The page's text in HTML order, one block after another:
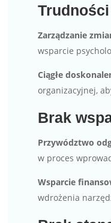
Zarządzanie
wsparcie
Ciągłe
organizacyjnej,
Brak
Przywództwo
w proces
Wsparcie
wdrożenia